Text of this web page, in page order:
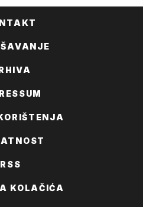
RSS
KOLAČIĆA